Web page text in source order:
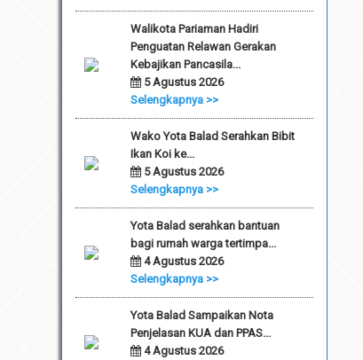
Walikota Pariaman Hadiri
Penguatan Relawan Gerakan
Kebajikan Pancasila...
5 Agustus 2026
Selengkapnya >>
Wako Yota Balad Serahkan Bibit
Ikan Koi ke...
5 Agustus 2026
Selengkapnya >>
Yota Balad serahkan bantuan
bagi rumah warga tertimpa...
4 Agustus 2026
Selengkapnya >>
Yota Balad Sampaikan Nota
Penjelasan KUA dan PPAS...
4 Agustus 2026